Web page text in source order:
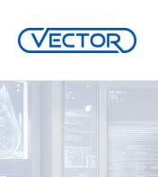
건
너
기